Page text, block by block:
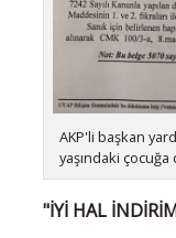
AKP'li başkan
yaşındaki
"İYİ HAL